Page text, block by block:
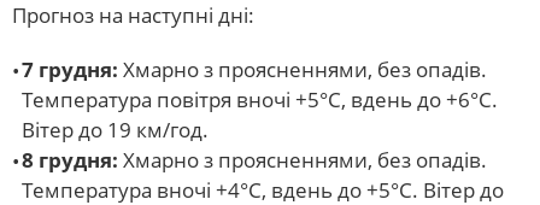
Прогноз на наступні дні:
7 грудня: Хмарно з проясненнями, без опадів.
Температура повітря вночі +5°С, вдень до +6°С.
Вітер до 19 км/год.
8 грудня: Хмарно з проясненнями, без опадів.
Температура вночі +4°С, вдень до +5°С. Вітер до